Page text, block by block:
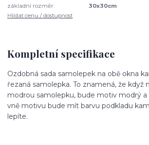
základní rozměr:
30x30cm
Hlídat cenu / dostupnost
Kompletní specifikace
Ozdobná sada samolepek na obě okna
řezaná samolepka. To znamená, že když
modrou samolepku, bude motiv modrý
vně motivu bude mít barvu podkladu
lepíte.